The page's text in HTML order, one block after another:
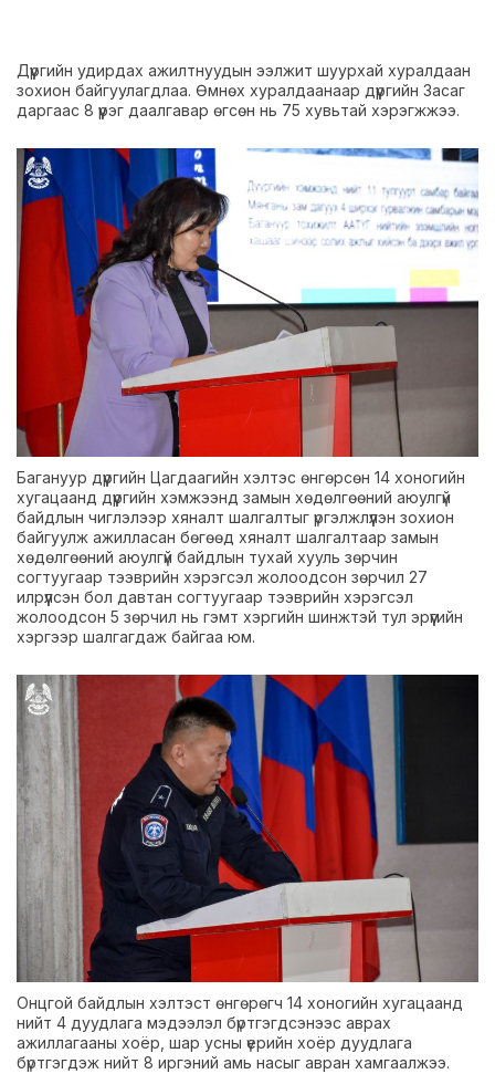
Дүүргийн удирдах ажилтнуудын ээлжит шуурхай хуралдаан
зохион байгуулагдлаа. Өмнөх хуралдаанаар дүүргийн Засаг
даргаас 8 үүрэг даалгавар өгсөн нь 75 хувьтай хэрэгжжээ.
Багануур дүүргийн Цагдаагийн хэлтэс өнгөрсөн 14 хоногийн
хугацаанд дүүргийн хэмжээнд замын хөдөлгөөний аюулгүй
байдлын чиглэлээр хяналт шалгалтыг үргэлжлүүлэн зохион
байгуулж ажилласан бөгөөд хяналт шалгалтаар замын
хөдөлгөөний аюулгүй байдлын тухай хууль зөрчин
согтуугаар тээврийн хэрэгсэл жолоодсон зөрчил 27
илрүүлсэн бол давтан согтуугаар тээврийн хэрэгсэл
жолоодсон 5 зөрчил нь гэмт хэргийн шинжтэй тул эрүүгийн
хэргээр шалгагдаж байгаа юм.
Онцгой байдлын хэлтэст өнгөрөгч 14 хоногийн хугацаанд
нийт 4 дуудлага мэдээлэл бүртгэгдсэнээс аврах
ажиллагааны хоёр, шар усны үерийн хоёр дуудлага
бүртгэгдэж нийт 8 иргэний амь насыг авран хамгаалжээ.